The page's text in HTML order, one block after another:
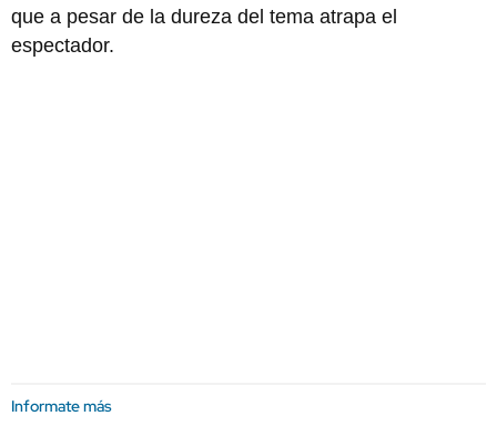
que a pesar de la dureza del tema atrapa el
espectador.
Informate más